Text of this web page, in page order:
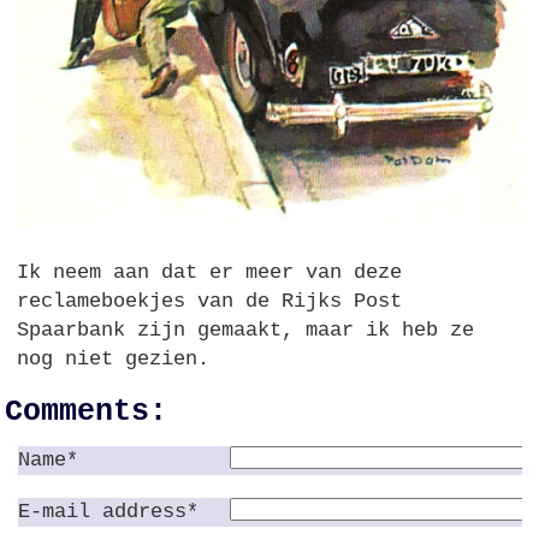
Ik neem aan dat er meer van deze
reclameboekjes van de Rijks Post
Spaarbank zijn gemaakt, maar ik heb ze
nog niet gezien.
Comments:
Name*
E-mail address*